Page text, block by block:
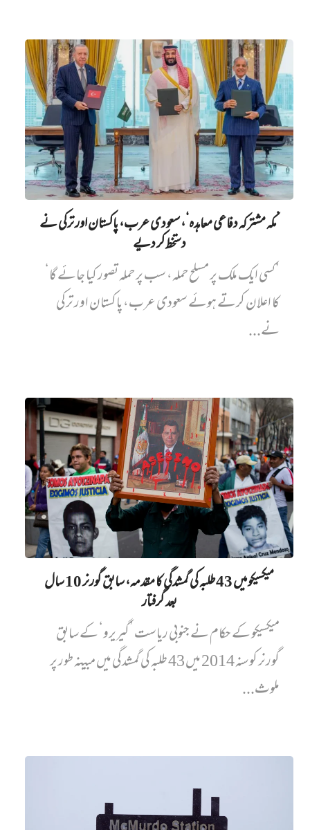
’مکہ مشترکہ دفاعی معاہدہ‘، سعودی عرب، پاکستان اور ترکی نے
دستخط کر دیے
’کسی ایک ملک پر مسلح حملہ، سب پر حملہ تصور کیا جائے گا‘
کا اعلان کرتے ہوئے سعودی عرب، پاکستان اور ترکی
نے...
میکسیکو میں 43 طلبہ کی گمشدگی کا مقدمہ، سابق گورنر 10 سال
بعد گرفتار
میکسیکو کے حکام نے جنوبی ریاست ’گیریرو‘ کے سابق
گورنر کو سنہ 2014 میں 43 طلبہ کی گمشدگی میں مبینہ طور پر
ملوث...